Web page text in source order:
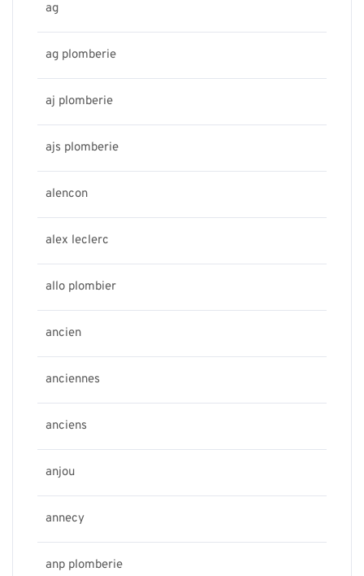
ag
ag plomberie
aj plomberie
ajs plomberie
alencon
alex leclerc
allo plombier
ancien
anciennes
anciens
anjou
annecy
anp plomberie